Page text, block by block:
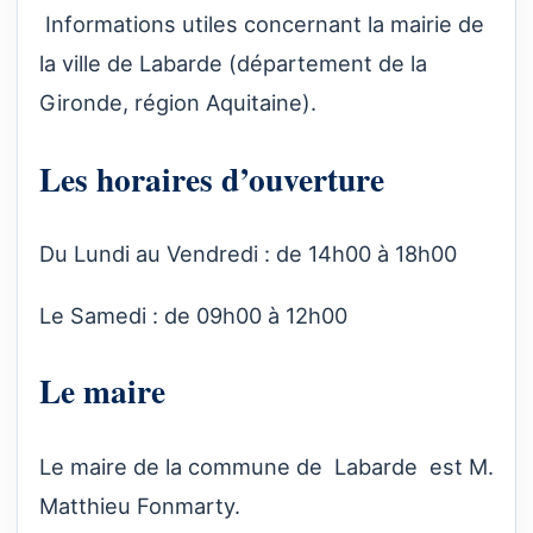
Informations utiles concernant la mairie de
la ville de Labarde (département de la
Gironde, région Aquitaine).
Les horaires d’ouverture
Du Lundi au Vendredi : de 14h00 à 18h00
Le Samedi : de 09h00 à 12h00
Le maire
Le maire de la commune de Labarde est M.
Matthieu Fonmarty.